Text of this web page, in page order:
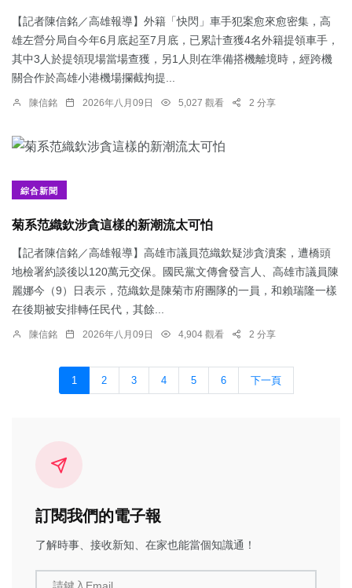
【記者陳信銘／高雄報導】外籍「快閃」車手犯案愈來愈密集，高
雄左營分局自今年6月底起至7月底，已累計查獲4名外籍提領車手，
其中3人於提領現場當場查獲，另1人則在準備搭機離境時，經跨機
關合作於高雄小港機場攔截拘提...
陳信銘 2026年八月09日 5,027 觀看 2 分享
綜合新聞
菊系范織欽涉貪這樣的新潮流太可怕
【記者陳信銘／高雄報導】高雄市議員范織欽疑涉貪瀆案，遭橋頭
地檢署約談後以120萬元交保。國民黨文傳會發言人、高雄市議員陳
麗娜今（9）日表示，范織欽是陳菊市府團隊的一員，和賴瑞隆一樣
在後期被安排轉任民代，其餘...
陳信銘 2026年八月09日 4,904 觀看 2 分享
1 2 3 4 5 6 下一頁
訂閱我們的電子報
了解時事、接收新知、在家也能當個知識通！